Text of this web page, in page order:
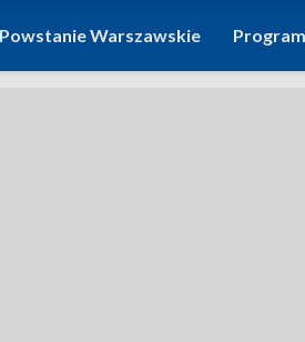
Powstanie Warszawskie